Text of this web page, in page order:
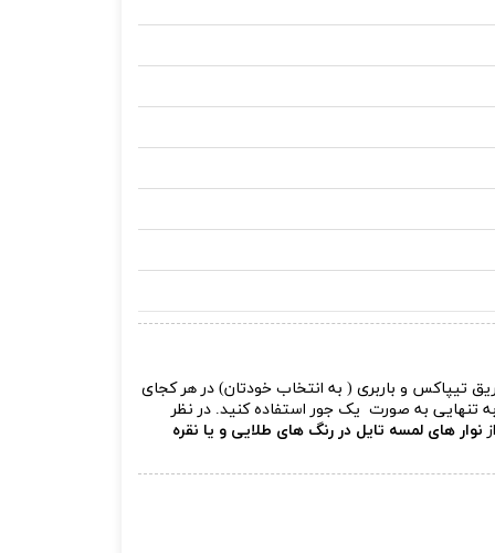
دهید و از طریق تیپاکس و باربری ( به انتخاب خودتان) در هر کجای
به تنهایی به صورت یک جور استفاده کنید. در نظر
نوار های لمسه تایل در رنگ های طلایی و یا نقره